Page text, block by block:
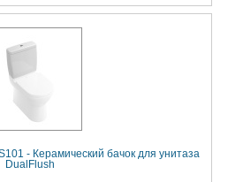
- Керамический бачок для унитаза
DualFlush